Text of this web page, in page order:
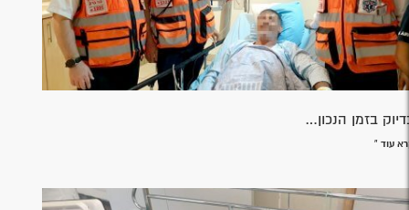
בזמן הנכון…
עוד »